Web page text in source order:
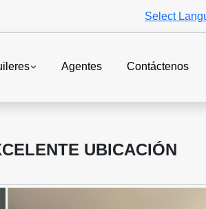
Select
Agentes Contáctenos
UBICACIÓN